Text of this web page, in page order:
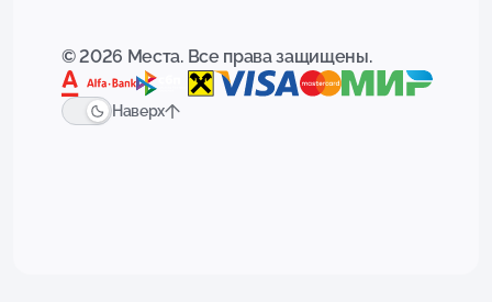
© 2026 Места. Все права защищены.
Наверх